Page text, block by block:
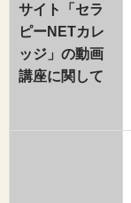
サイト「セラ
ピーNETカレ
ッジ」の動画
講座に関して